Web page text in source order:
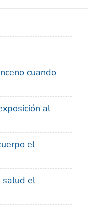
cuando
al
el
salud el